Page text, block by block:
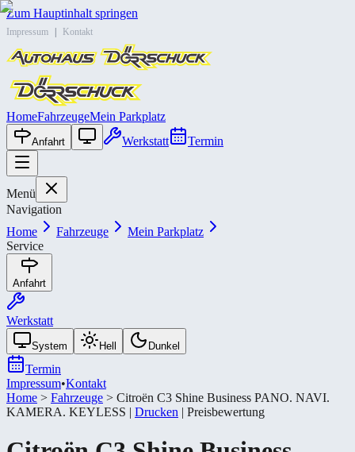
Zum Hauptinhalt springen
Impressum Kontakt
HomeFahrzeugeMein Parkplatz
Anfahrt Werkstatt Termin
Menü
Navigation
Home
Fahrzeuge
Mein Parkplatz
Service
Anfahrt
Werkstatt
System Hell Dunkel
Termin
Impressum•Kontakt
Home > Fahrzeuge > Citroën C3 Shine Business PANO. NAVI.
KAMERA. KEYLESS | Drucken | Preisbewertung